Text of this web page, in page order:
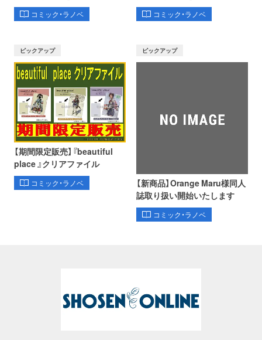
コミック・ラノベ コミック・ラノベ
ピックアップ
【期間限定販売】『beautiful
place 』クリアファイル
コミック・ラノベ
ピックアップ
【新商品】Orange Maru様同人
誌取り扱い開始いたします
コミック・ラノベ